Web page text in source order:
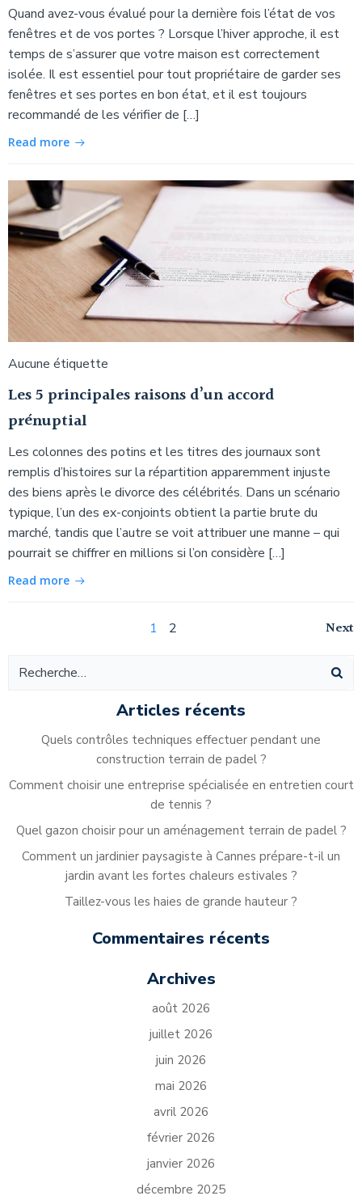
Quand avez-vous évalué pour la dernière fois l’état de vos
fenêtres et de vos portes ? Lorsque l’hiver approche, il est
temps de s’assurer que votre maison est correctement
isolée. Il est essentiel pour tout propriétaire de garder ses
fenêtres et ses portes en bon état, et il est toujours
recommandé de les vérifier de […]
Read more
Aucune étiquette
Les 5 principales raisons d’un accord
prénuptial
Les colonnes des potins et les titres des journaux sont
remplis d’histoires sur la répartition apparemment injuste
des biens après le divorce des célébrités. Dans un scénario
typique, l’un des ex-conjoints obtient la partie brute du
marché, tandis que l’autre se voit attribuer une manne – qui
pourrait se chiffrer en millions si l’on considère […]
Read more
Navigation
des
articles
Navigation
des
articles
Page
1 Page
2 Next
Articles récents
Quels contrôles techniques effectuer pendant une
construction terrain de padel ?
Comment choisir une entreprise spécialisée en entretien court
de tennis ?
Quel gazon choisir pour un aménagement terrain de padel ?
Comment un jardinier paysagiste à Cannes prépare-t-il un
jardin avant les fortes chaleurs estivales ?
Taillez-vous les haies de grande hauteur ?
Commentaires récents
Archives
août 2026
juillet 2026
juin 2026
mai 2026
avril 2026
février 2026
janvier 2026
décembre 2025